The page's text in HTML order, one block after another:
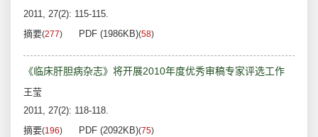
2011, 27(2): 115-115.
摘要(277) PDF (1986KB)(58)
《临床肝胆病杂志》将开展2010年度优秀审稿专家评选工作
王莹
2011, 27(2): 118-118.
摘要(196) PDF (2092KB)(75)